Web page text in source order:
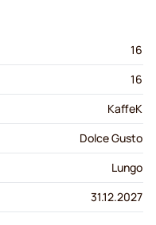
16
16
KaffeK
Dolce Gusto
Lungo
31.12.2027